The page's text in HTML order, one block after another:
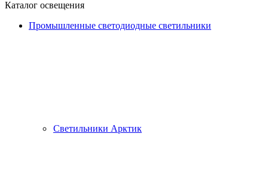
Каталог освещения
Промышленные светодиодные светильники
Светильники Арктик